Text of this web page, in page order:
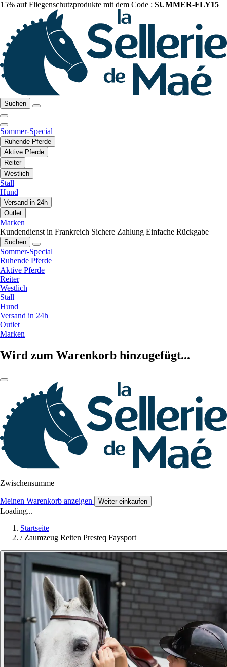
15% auf Fliegenschutzprodukte mit dem Code : SUMMER-FLY15
Suchen
Sommer-Special
Ruhende Pferde
Aktive Pferde
Reiter
Westlich
Stall
Hund
Versand in 24h
Outlet
Marken
Kundendienst in Frankreich Sichere Zahlung Einfache Rückgabe
Suchen
Sommer-Special
Ruhende Pferde
Aktive Pferde
Reiter
Westlich
Stall
Hund
Versand in 24h
Outlet
Marken
Wird zum Warenkorb hinzugefügt...
Zwischensumme
Meinen Warenkorb anzeigen Weiter einkaufen
Loading...
Startseite
/ Zaumzeug Reiten Presteq Faysport